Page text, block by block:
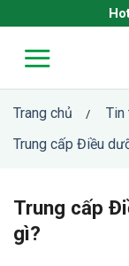
to
content
Trang chủ / Tin
Trung cấp Điều
Trung cấp
gì?